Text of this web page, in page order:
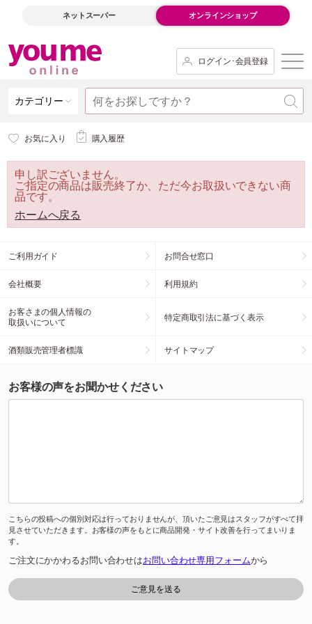
ネットスーパー オンラインショップ
ログイン･会員登録
カテゴリー
お気に入り 購入履歴
申し訳ございません。
ご指定の商品は販売終了か、ただ今お取扱いできない商
品です。
ホームへ戻る
ご利用ガイド お問合せ窓口
会社概要 利用規約
お客さまの個人情報の
取扱いについて
特定商取引法に基づく表示
酒類販売管理者標識 サイトマップ
お客様の声をお聞かせください
こちらの投稿への個別対応は行っておりませんが、頂いたご意見はスタッフがすべて拝
見させていただきます。お客様の声をもとに商品開発・サイト改善を行ってまいりま
す。
ご注文にかかわるお問い合わせはお問い合わせ専用フォームから